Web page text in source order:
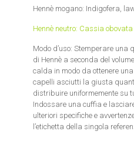
Hennè mogano: Indigofera,
Hennè neutro: Cassia obovata
Modo d’uso: Stemperare
di Hennè a seconda del
calda in modo da ottenere
capelli asciutti la giusta
distribuire uniformemente su
Indossare una cuffia e
ulteriori specifiche e
l’etichetta della singola